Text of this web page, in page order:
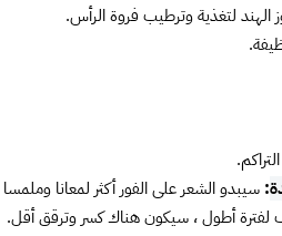
لتغذية وترطيب فروة الرأس.
: سيبدو الشعر على الفور أكثر لمعانا وملمسا
أطول ، سيكون هناك كسر وترقق أقل.